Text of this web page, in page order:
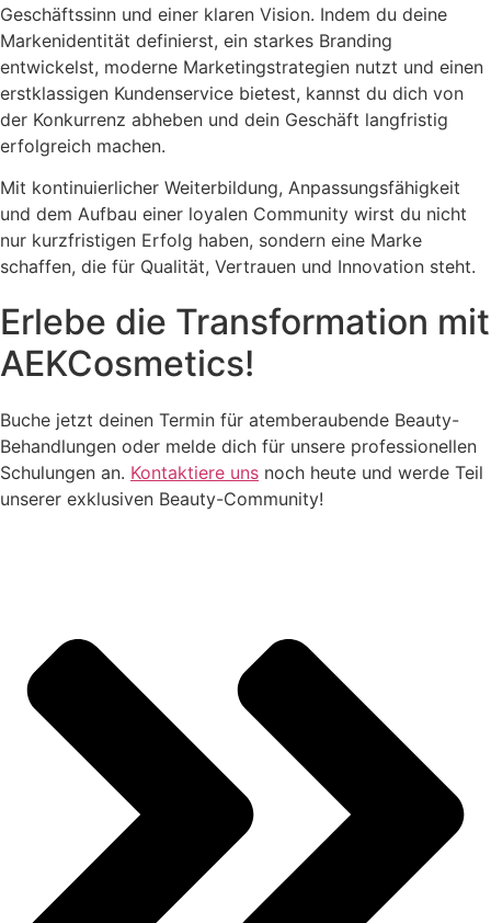
Geschäftssinn und einer klaren Vision. Indem du deine
Markenidentität definierst, ein starkes Branding
entwickelst, moderne Marketingstrategien nutzt und einen
erstklassigen Kundenservice bietest, kannst du dich von
der Konkurrenz abheben und dein Geschäft langfristig
erfolgreich machen.
Mit kontinuierlicher Weiterbildung, Anpassungsfähigkeit
und dem Aufbau einer loyalen Community wirst du nicht
nur kurzfristigen Erfolg haben, sondern eine Marke
schaffen, die für Qualität, Vertrauen und Innovation steht.
Erlebe die Transformation mit
AEKCosmetics!
Buche jetzt deinen Termin für atemberaubende Beauty-
Behandlungen oder melde dich für unsere professionellen
Schulungen an. Kontaktiere uns noch heute und werde Teil
unserer exklusiven Beauty-Community!